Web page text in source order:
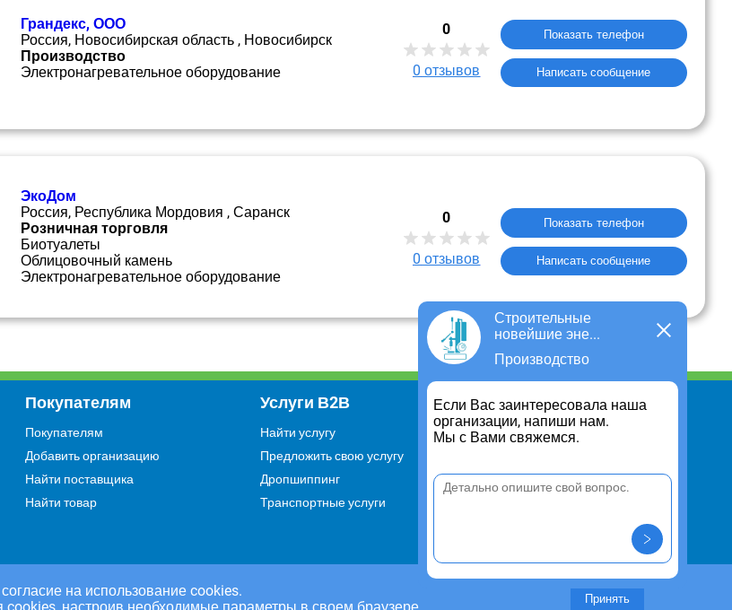
Грандекс, ООО
Россия, Новосибирская область , Новосибирск
Производство
Электронагревательное оборудование
0
0 отзывов
Показать телефон
Написать сообщение
ЭкоДом
Россия, Республика Мордовия , Саранск
Розничная торговля
Биотуалеты
Облицовочный камень
Электронагревательное оборудование
0
0 отзывов
Показать телефон
Написать сообщение
Строительные
новейшие эне...
Производство
Если Вас заинтересовала наша
организации, напиши нам.
Мы с Вами свяжемся.
на использование cookies.
настроив необходимые параметры в своем браузере.
Принять
Покупателям
Покупателям
Добавить организацию
Найти поставщика
Найти товар
Услуги В2В
Найти услугу
Предложить свою услугу
Дропшиппинг
Транспортные услуги
Информация
Для чего существует портал
Правило cookie
предложение